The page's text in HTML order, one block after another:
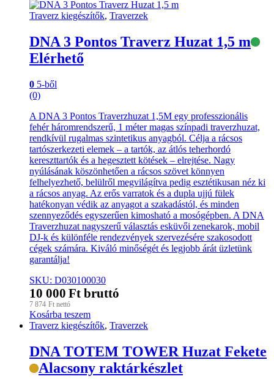
Traverz kiegészítők, Traverzek
DNA 3 Pontos Traverz Huzat 1,5 m
Elérhető
0 5-ből
(0)
A DNA 3 Pontos Traverzhuzat 1,5M egy professzionális
fehér háromrendszerű, 1 méter magas színpadi traverzhuzat,
rendkívül rugalmas szintetikus anyagból. Célja a rácsos
tartószerkezeti elemek – a tartók, az átlós teherhordó
kereszttartók és a hegesztett kötések – elrejtése. Nagy
nyúlásának köszönhetően a rácsos szövet könnyen
felhelyezhető, belülről megvilágítva pedig esztétikusan néz ki
a rácsos anyag. Az erős varratok és a dupla ujjú fülek
hatékonyan védik az anyagot a szakadástól, és minden
szennyeződés egyszerűen kimosható a mosógépben. A DNA
Traverzhuzat nagyszerű választás esküvői zenekarok, mobil
DJ-k és különféle rendezvények szervezésére szakosodott
cégek számára. Kiváló minőségét és legjobb árát üzletünk
garantálja!
SKU: D030100030
10 000 Ft bruttó
7 874 Ft nettó
Kosárba teszem
Traverz kiegészítők, Traverzek
DNA TOTEM TOWER Huzat Fekete
Alacsony raktárkészlet